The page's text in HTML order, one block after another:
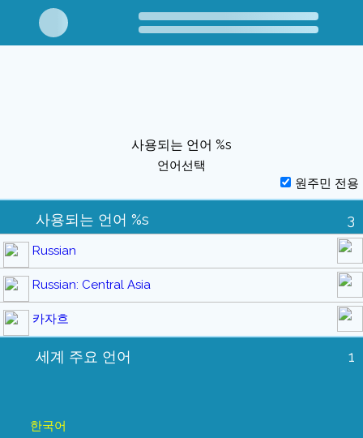
사용되는 언어 %s
언어선택
원주민 전용
사용되는 언어 %s 3
Russian
Russian: Central Asia
카자흐
세계 주요 언어 1
한국어